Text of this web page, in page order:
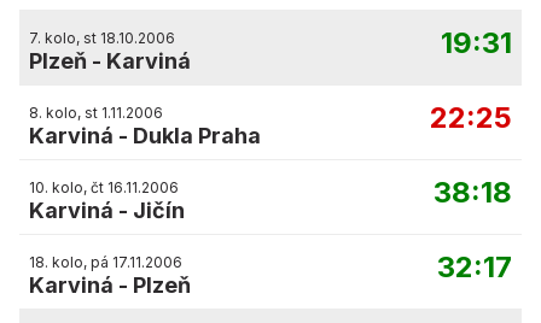
7. kolo, st 18.10.2006
Plzeň - Karviná
19:31
8. kolo, st 1.11.2006
Karviná - Dukla Praha
22:25
10. kolo, čt 16.11.2006
Karviná - Jičín
38:18
18. kolo, pá 17.11.2006
Karviná - Plzeň
32:17